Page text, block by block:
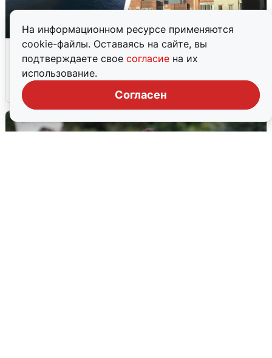
На информационном ресурсе применяются
cookie-файлы. Оставаясь на сайте, вы
подтверждаете свое согласие на их
использование.
Согласен
Ночная атака БПЛА на Ярославль:
попадания и последствия
6 августа